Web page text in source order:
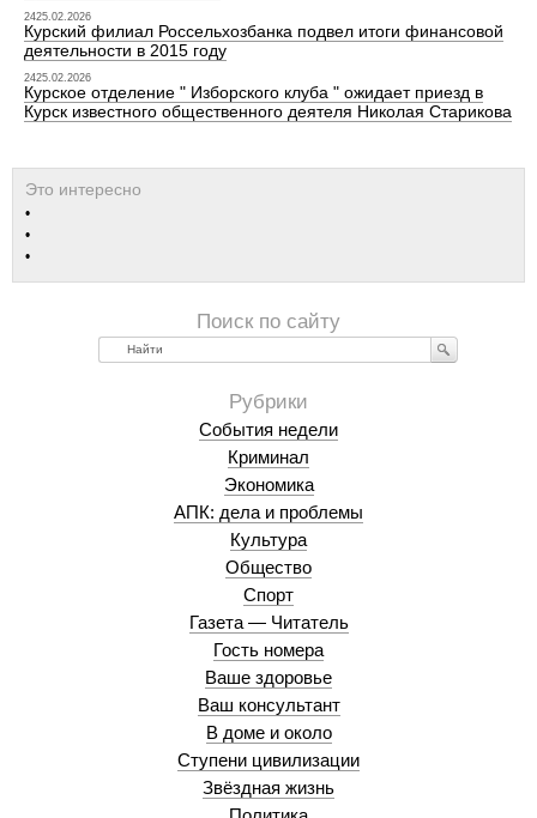
2425.02.2026
Курский филиал Россельхозбанка подвел итоги финансовой
деятельности в 2015 году
2425.02.2026
Курское отделение " Изборского клуба " ожидает приезд в
Курск известного общественного деятеля Николая Старикова
Найти
События недели
Криминал
Экономика
АПК: дела и проблемы
Культура
Общество
Спорт
Газета — Читатель
Гость номера
Ваше здоровье
Ваш консультант
В доме и около
Ступени цивилизации
Звёздная жизнь